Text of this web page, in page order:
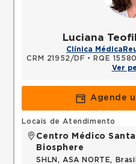
Luciana
Clínica Médica
CRM 21952/DF • RQE
Ver
Agende
Locais de Atendimento
Centro Médico
Biosphere
SHLN, ASA NORTE,